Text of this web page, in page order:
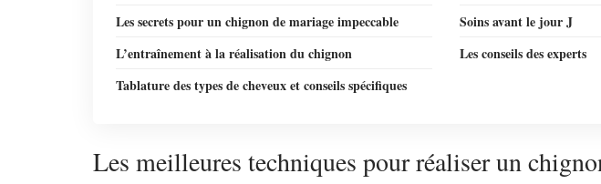
Les secrets pour un chignon de mariage impeccable
Soins avant le jour J
L’entraînement à la réalisation du chignon
Les conseils des experts
Tablature des types de cheveux et conseils spécifiques
Les meilleures techniques pour réaliser un